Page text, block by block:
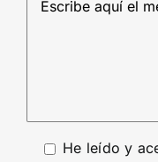
He leído y